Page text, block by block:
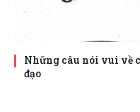
Những câu nói vui về
đạo